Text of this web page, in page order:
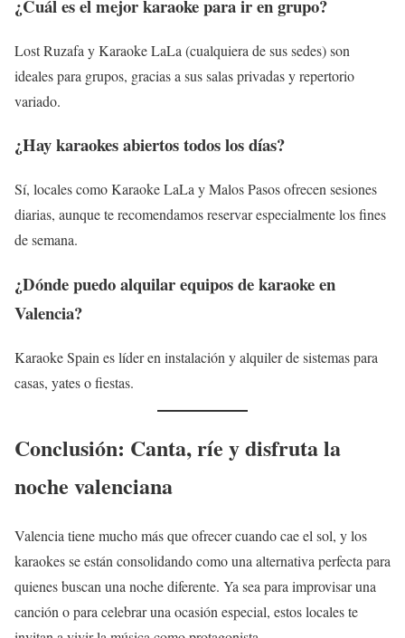
¿Cuál es el mejor karaoke para ir en grupo?
Lost Ruzafa y Karaoke LaLa (cualquiera de sus sedes) son
ideales para grupos, gracias a sus salas privadas y repertorio
variado.
¿Hay karaokes abiertos todos los días?
Sí, locales como Karaoke LaLa y Malos Pasos ofrecen sesiones
diarias, aunque te recomendamos reservar especialmente los fines
de semana.
¿Dónde puedo alquilar equipos de karaoke en
Valencia?
Karaoke Spain es líder en instalación y alquiler de sistemas para
casas, yates o fiestas.
Conclusión: Canta, ríe y disfruta la
noche valenciana
Valencia tiene mucho más que ofrecer cuando cae el sol, y los
karaokes se están consolidando como una alternativa perfecta para
quienes buscan una noche diferente. Ya sea para improvisar una
canción o para celebrar una ocasión especial, estos locales te